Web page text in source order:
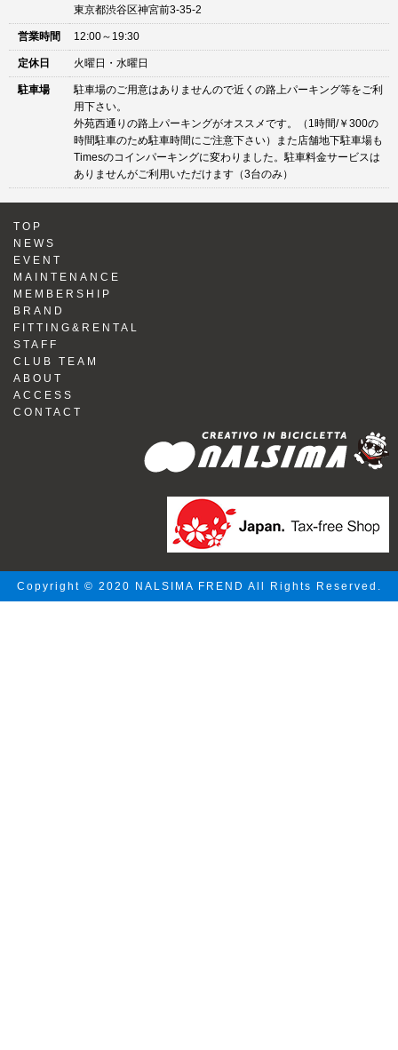
東京都渋谷区神宮前3-35-2
営業時間 12:00～19:30
定休日 火曜日・水曜日
駐車場
駐車場のご用意はありませんので近くの路上パーキング等をご利
用下さい。
外苑西通りの路上パーキングがオススメです。（1時間/￥300の
時間駐車のため駐車時間にご注意下さい）また店舗地下駐車場も
Timesのコインパーキングに変わりました。駐車料金サービスは
ありませんがご利用いただけます（3台のみ）
TOP
NEWS
EVENT
MAINTENANCE
MEMBERSHIP
BRAND
FITTING&RENTAL
STAFF
CLUB TEAM
ABOUT
ACCESS
CONTACT
Copyright © 2020 NALSIMA FREND All Rights Reserved.